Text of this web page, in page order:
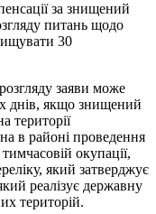
за знищений
питань щодо
30
заяви може
днів, якщо знищений
території
в районі проведення
окупації,
який затверджує
реалізує державну
територій.